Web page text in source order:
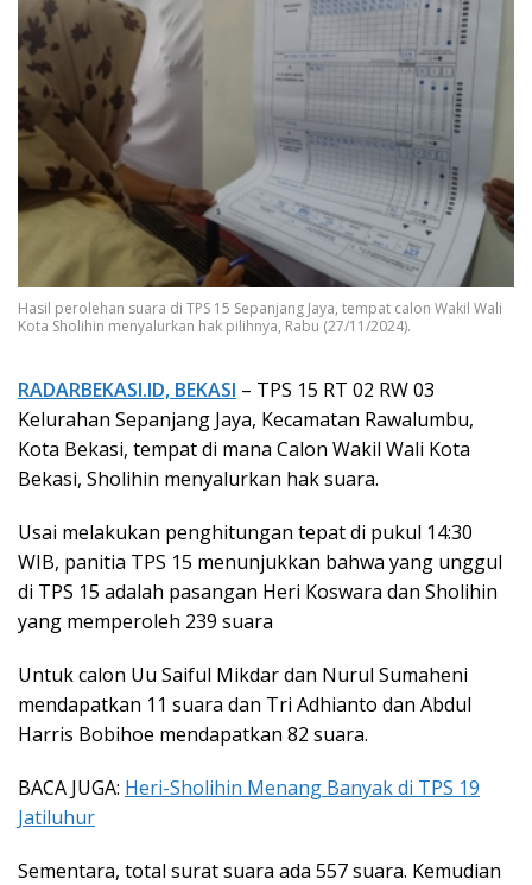
Hasil perolehan suara di TPS 15 Sepanjang Jaya, tempat calon Wakil Wali
Kota Sholihin menyalurkan hak pilihnya, Rabu (27/11/2024).
RADARBEKASI.ID, BEKASI – TPS 15 RT 02 RW 03
Kelurahan Sepanjang Jaya, Kecamatan Rawalumbu,
Kota Bekasi, tempat di mana Calon Wakil Wali Kota
Bekasi, Sholihin menyalurkan hak suara.
Usai melakukan penghitungan tepat di pukul 14:30
WIB, panitia TPS 15 menunjukkan bahwa yang unggul
di TPS 15 adalah pasangan Heri Koswara dan Sholihin
yang memperoleh 239 suara
Untuk calon Uu Saiful Mikdar dan Nurul Sumaheni
mendapatkan 11 suara dan Tri Adhianto dan Abdul
Harris Bobihoe mendapatkan 82 suara.
BACA JUGA: Heri-Sholihin Menang Banyak di TPS 19
Jatiluhur
Sementara, total surat suara ada 557 suara. Kemudian